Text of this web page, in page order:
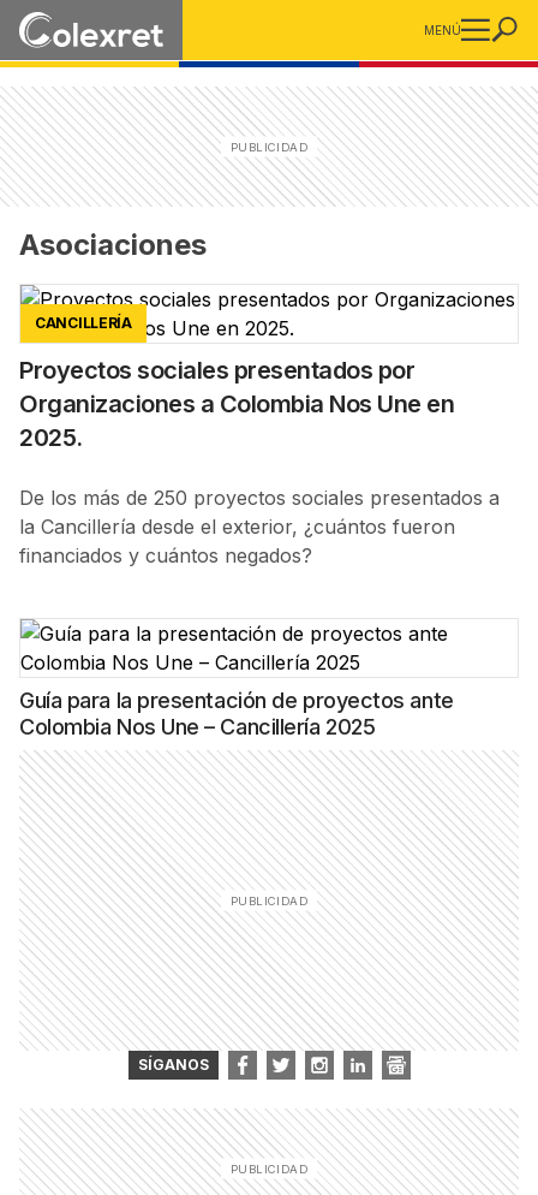
MENÚ
Asociaciones
CANCILLERÍA
Proyectos sociales presentados por
Organizaciones a Colombia Nos Une en
2025.
De los más de 250 proyectos sociales presentados a
la Cancillería desde el exterior, ¿cuántos fueron
financiados y cuántos negados?
Guía para la presentación de proyectos ante
Colombia Nos Une – Cancillería 2025
SÍGANOS